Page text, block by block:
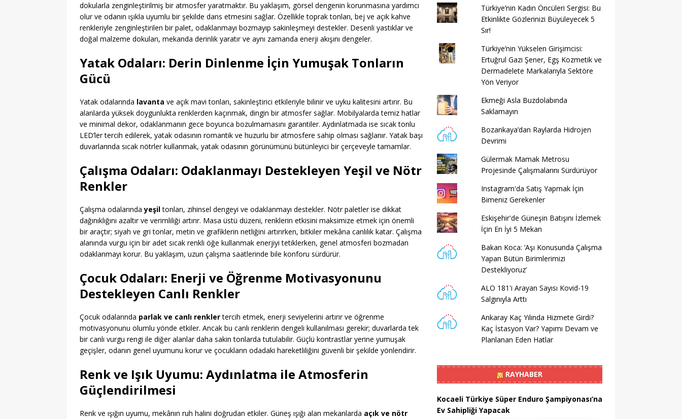
dokularla zenginleştirilmiş bir atmosfer yaratmaktır. Bu yaklaşım, görsel dengenin korunmasına yardımcı
olur ve odanın ışıkla uyumlu bir şekilde dans etmesini sağlar. Özellikle toprak tonları, bej ve açık kahve
renkleriyle zenginleştirilen bir palet, odaklanmayı bozmayıp sakinleşmeyi destekler. Desenli yastıklar ve
doğal malzeme dokuları, mekanda derinlik yaratır ve aynı zamanda enerji akışını dengeler.
Yatak Odaları: Derin Dinlenme İçin Yumuşak Tonların
Gücü
Yatak odalarında lavanta ve açık mavi tonları, sakinleştirici etkileriyle bilinir ve uyku kalitesini artırır. Bu
alanlarda yüksek doygunlukta renklerden kaçınmak, dingin bir atmosfer sağlar. Mobilyalarda temiz hatlar
ve minimal dekor, odaklanmanın gece boyunca bozulmamasını garantiler. Aydınlatmada ise sıcak tonlu
LED’ler tercih edilerek, yatak odasının romantik ve huzurlu bir atmosfere sahip olması sağlanır. Yatak başı
duvarlarında sıcak nötrler kullanmak, yatak odasının görünümünü bütünleyici bir çerçeveyle tamamlar.
Çalışma Odaları: Odaklanmayı Destekleyen Yeşil ve Nötr
Renkler
Çalışma odalarındayeşiltonları, zihinsel dengeyi ve odaklanmayı destekler. Nötr paletler ise dikkat
dağınıklığını azaltır ve verimliliği artırır. Masa üstü düzeni, renklerin etkisini maksimize etmek için önemli
bir araçtır; siyah ve gri tonlar, metin ve grafiklerin netliğini artırırken, bitkiler mekâna canlılık katar. Çalışma
alanında vurgu için bir adet sıcak renkli öğe kullanmak enerjiyi tetiklerken, genel atmosferi bozmadan
odaklanmayı korur. Bu yaklaşım, uzun çalışma saatlerinde bile konforu sürdürür.
Çocuk Odaları: Enerji ve Öğrenme Motivasyonunu
Destekleyen Canlı Renkler
Çocuk odalarında parlak ve canlı renklertercih etmek, enerji seviyelerini artırır ve öğrenme
motivasyonunu olumlu yönde etkiler. Ancak bu canlı renklerin dengeli kullanılması gerekir; duvarlarda tek
bir canlı vurgu rengi ile diğer alanlar daha sakin tonlarda tutulabilir. Güçlü kontrastlar yerine yumuşak
geçişler, odanın genel uyumunu korur ve çocukların odadaki hareketliliğini güvenli bir şekilde yönlendirir.
Renk ve Işık Uyumu: Aydınlatma ile Atmosferin
Güçlendirilmesi
Renk ve ışığın uyumu, mekânın ruh halini doğrudan etkiler. Güneş ışığı alan mekanlarda açık ve nötr
Türkiye’nin Kadın Öncüleri Sergisi: Bu
Etkinlikte Gözlerinizi Büyüleyecek 5
Sır!
Türkiye’nin Yükselen Girişimcisi:
Ertuğrul Gazi Şener, Egş Kozmetik ve
Dermadelete Markalarıyla Sektöre
Yön Veriyor
Ekmeği Asla Buzdolabında
Saklamayın
Bozankaya’dan Raylarda Hidrojen
Devrimi
Gülermak Mamak Metrosu
Projesinde Çalışmalarını Sürdürüyor
Instagram'da Satış Yapmak İçin
Bimeniz Gerekenler
Eskişehir'de Güneşin Batışını İzlemek
İçin En İyi 5 Mekan
Bakan Koca: ’Aşı Konusunda Çalışma
Yapan Bütün Birimlerimizi
Destekliyoruz’
ALO 181'i Arayan Sayısı Kovid-19
Salgınıyla Arttı
Ankaray Kaç Yılında Hizmete Girdi?
Kaç İstasyon Var? Yapımı Devam ve
Planlanan Eden Hatlar
RAYHABER
Kocaeli Türkiye Süper Enduro Şampiyonası’na
Ev Sahipliği Yapacak